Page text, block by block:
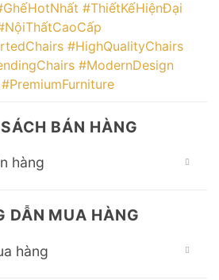
#ThiếtKếHiệnĐại
#HighQualityChairs
#ModernDesign
#PremiumFurniture
BÁN HÀNG
hàng
DẪN MUA HÀNG
hàng